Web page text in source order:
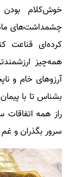
خوش‌کلام
چشمداشت‌های
کرده‌ای قناعت
همه‌چیز
آرزوهای خام و
بشناس تا با
راز همه اتفاقات
سرور بگذران و